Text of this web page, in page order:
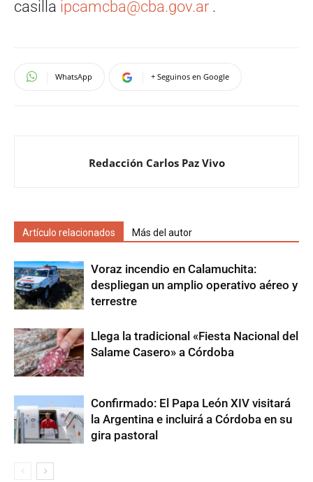
casilla ipcamcba@cba.gov.ar .
WhatsApp + Seguinos en Google
Redacción Carlos Paz Vivo
Artículo relacionados Más del autor
Voraz incendio en Calamuchita:
despliegan un amplio operativo aéreo y
terrestre
Llega la tradicional «Fiesta Nacional del
Salame Casero» a Córdoba
Confirmado: El Papa León XIV visitará
la Argentina e incluirá a Córdoba en su
gira pastoral